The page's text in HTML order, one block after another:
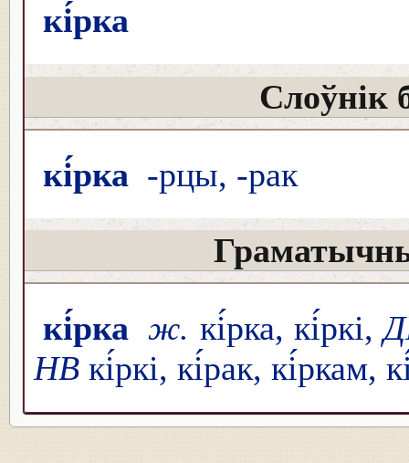
кі́рка
Слоўнік
кі́рка -рцы, -рак
кі́рка ж. кі́рка, кі́ркі,
НВ кі́ркі, кі́рак, кі́ркам,